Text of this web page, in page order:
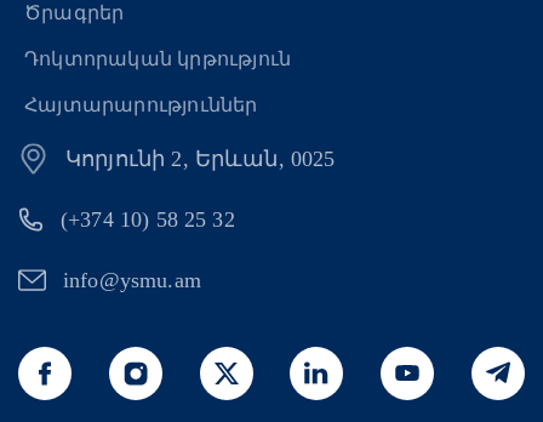
Ծրագրեր
Դոկտորական կրթություն
Հայտարարություններ
Կորյունի 2, Երևան, 0025
(+374 10) 58 25 32
info@ysmu.am